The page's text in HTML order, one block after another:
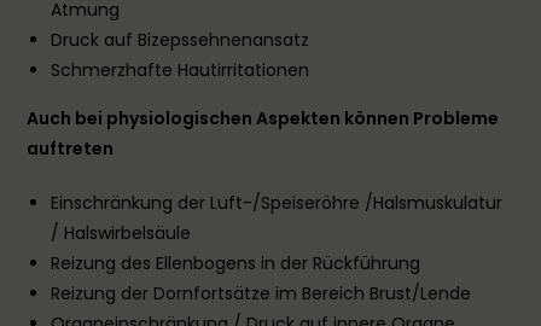
Atmung
Druck auf Bizepssehnenansatz
Schmerzhafte Hautirritationen
Auch bei physiologischen Aspekten können Probleme
auftreten
Einschränkung der Luft-/Speiseröhre /Halsmuskulatur
/ Halswirbelsäule
Reizung des Ellenbogens in der Rückführung
Reizung der Dornfortsätze im Bereich Brust/Lende